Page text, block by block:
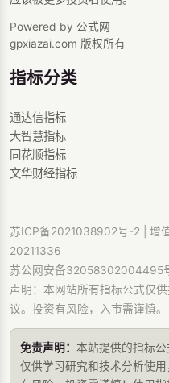
Powered by 公式网
gpxiazai.com 版权所有
指标分类
通达信指标
大智慧指标
同花顺指标
文华财经指标
苏ICP备2021038902号-2 | 增
20211336
苏公网安备32058302004495
声明：本网站所有指标公式仅
议。投资有风险，入市需谨慎。
免责声明： 本站提供的指标公
仅供学习研究和技术分析使